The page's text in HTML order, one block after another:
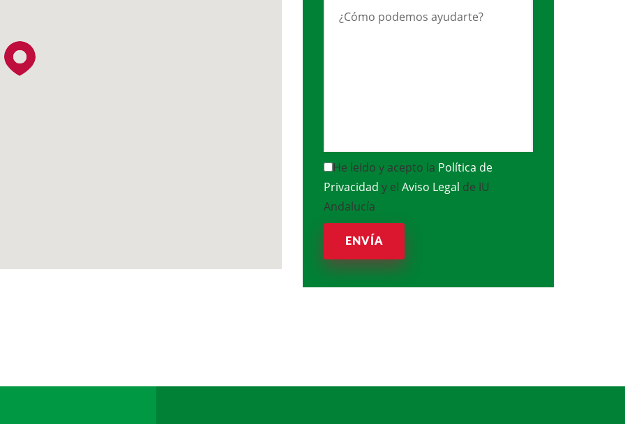
He leido y acepto la Política de
Privacidad y el Aviso Legal de IU
Andalucía
ENVÍA